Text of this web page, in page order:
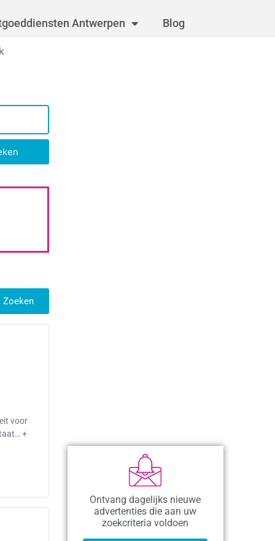
Antwerpen Blog
Zoeken
voor
+
Ontvang dagelijks nieuwe
advertenties die aan uw
zoekcriteria voldoen